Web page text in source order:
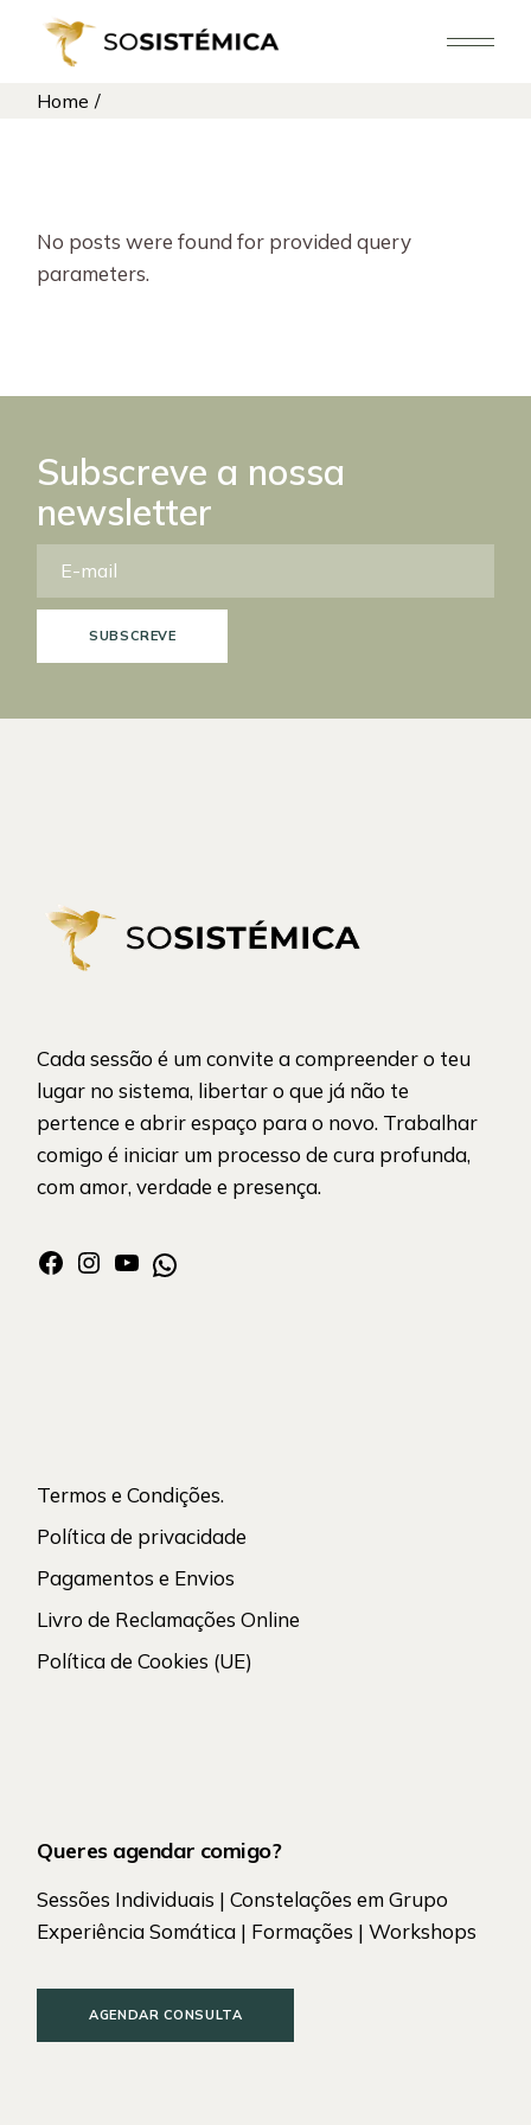
content
Home
No posts were found for provided query
parameters.
Subscreve a nossa
newsletter
SUBSCREVE
Cada sessão é um convite a compreender o teu
lugar no sistema, libertar o que já não te
pertence e abrir espaço para o novo. Trabalhar
comigo é iniciar um processo de cura profunda,
com amor, verdade e presença.
Facebook
Instagram
YouTube
WhatsApp
Termos e Condições.
Política de privacidade
Pagamentos e Envios
Livro de Reclamações Online
Política de Cookies (UE)
Queres agendar comigo?
Sessões Individuais | Constelações em Grupo
Experiência Somática | Formações | Workshops
AGENDAR CONSULTA